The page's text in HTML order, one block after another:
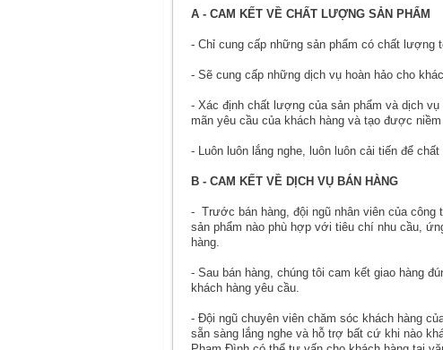
A - CAM KẾT VỀ CHẤT LƯỢNG SẢN PHẨM
- Chỉ cung cấp những sản phẩm có chất lượng
- Sẽ cung cấp những dịch vụ hoàn hảo cho
- Xác định chất lượng của sản phẩm và dịch
mãn yêu cầu của khách hàng và tạo được
- Luôn luôn lắng nghe, luôn luôn cải tiến để
B - CAM KẾT VỀ DỊCH VỤ BÁN HÀNG
- Trước bán hàng, đội ngũ nhân viên của
sản phẩm nào phù hợp với tiêu chí nhu cầu,
hàng.
- Sau bán hàng, chúng tôi cam kết giao hàng
khách hàng yêu cầu.
- Đội ngũ chuyên viên chăm sóc khách hàng
sẵn sàng lắng nghe và hỗ trợ bất cứ khi nào